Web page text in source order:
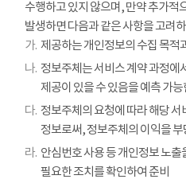
수행하고 있지 않으며, 만약 추가적
발생하면 다음과 같은 사항을 고려
가. 제공하는 개인정보의 수집 목적
나. 정보주체는 서비스 계약 과정에
제공이 있을 수 있음을 예측 가
다. 정보주체의 요청에 따라 해당
정보로써, 정보주체의 이익을
라. 안심번호 사용 등 개인정보 노출
필요한 조치를 확인하여 준비